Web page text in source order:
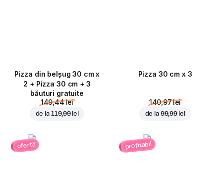
Pizza din belșug 30 cm x
2 + Pizza 30 cm + 3
băuturi gratuite
149,44 lei
de la 119,99 lei
Pizza 30 cm x 3
140,97 lei
de la 99,99 lei
ofertă profitabil